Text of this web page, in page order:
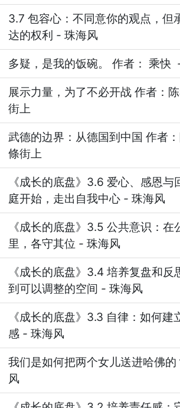
3.7 包容心：不同意你的观点，但
达的权利 - 珠海风
多疑，是我的饭碗。 作者： 乘快
展示力量，为了不必开战 作者：
街上
武德的边界：从德国到中国 作者
條街上
《成长的底盘》3.6 爱心、感恩与
庭开始，走出自我中心 - 珠海风
《成长的底盘》3.5 公共意识：在
里，各守其位 - 珠海风
《成长的底盘》3.4 培养复盘和反
到可以调整的空间 - 珠海风
《成长的底盘》3.3 自律：如何建
感 - 珠海风
我们是如何把两个女儿送进哈佛的
风